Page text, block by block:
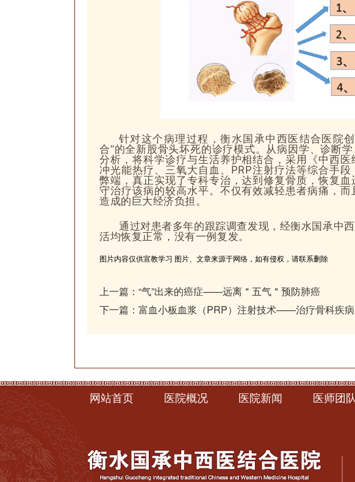
针对这个病理过程，衡水国承中西医结合医院
合”的全新股骨头坏死的诊疗模式。从病因学、诊断
分析，将科学诊疗与生活养护相结合，采用《中西
冲光能热疗、三氧大自血、PRP注射疗法等综合手
弊端，真正实现了专科专治，达到修复骨质，恢复血
守治疗该病的较高水平。不仅有效减轻患者病痛，
造成的巨大经济负担。
通过对患者多年的跟踪调查发现，经衡水国承中
活均恢复正常，没有一例复发。
图片内容仅供宣教学习 图片、文章来源于网络，如有侵权，请联系删除
上一篇： “气”出来的癌症——远离＂五气＂预防肺癌
下一篇： 富血小板血浆（PRP）注射技术——治疗骨科疾病
网站首页 医院概况 医院新闻 医师团队